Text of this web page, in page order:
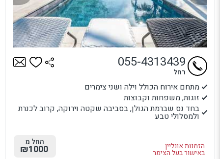
מתחם אירוח הכולל וילה ושני צימרים
זוגות, משפחות וקבוצות
בחד נס שברמת הגולן, בסביבה שקטה וירוקה, קרוב לכנרת
ולמסלולי טבע
הזמנות אונליין
באישור בעל הצימר
055-4313439
רחל
החל מ
₪1000